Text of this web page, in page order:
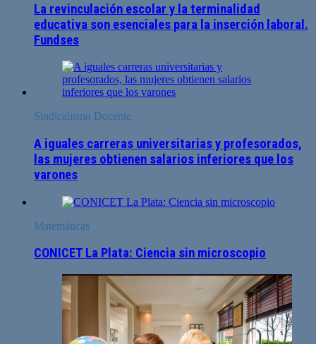
La revinculación escolar y la terminalidad
educativa son esenciales para la inserción laboral.
Fundses
Sindicalismo Docente
A iguales carreras universitarias y profesorados,
las mujeres obtienen salarios inferiores que los
varones
Matemáticas
CONICET La Plata: Ciencia sin microscopio